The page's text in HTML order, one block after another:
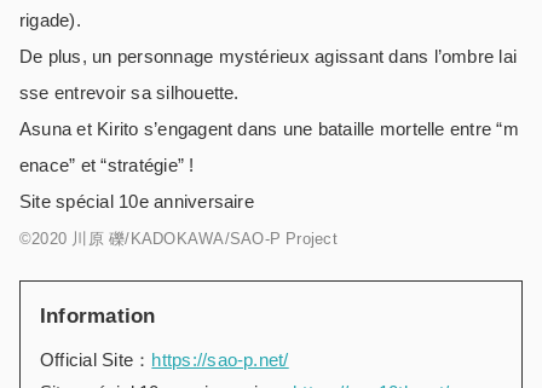
rigade).
De plus, un personnage mystérieux agissant dans l’ombre lai
sse entrevoir sa silhouette.
Asuna et Kirito s’engagent dans une bataille mortelle entre “m
enace” et “stratégie” !
Site spécial 10e anniversaire
©2020 川原 礫/KADOKAWA/SAO-P Project
Information
Official Site： https://sao-p.net/